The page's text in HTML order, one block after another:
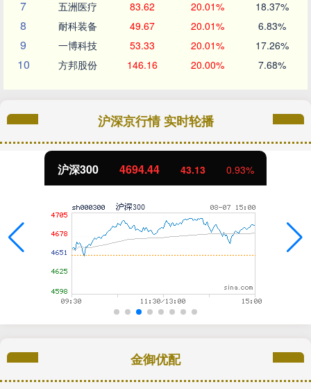
7 五洲医疗 83.62 20.01% 18.37%
8 耐科装备 49.67 20.01% 6.83%
9 一博科技 53.33 20.01% 17.26%
10 方邦股份 146.16 20.00% 7.68%
沪深京行情 实时轮播
沪深300 4694.44 43.13 0.93%
金御优配